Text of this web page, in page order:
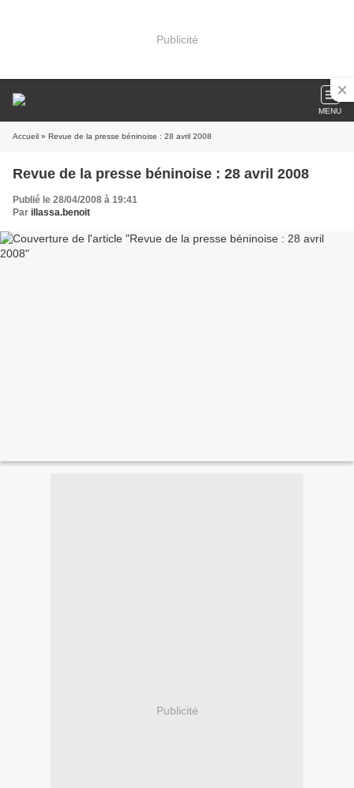
Publicité
MENU
Accueil » Revue de la presse béninoise : 28 avril 2008
Revue de la presse béninoise : 28 avril 2008
Publié le 28/04/2008 à 19:41
Par illassa.benoit
Publicité